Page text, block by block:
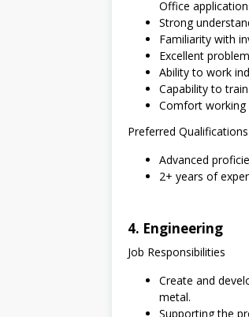
Office
Strong
Familiarity with
Excellent
Ability to work
Capability to
Comfort working
Preferred Qualifications
Advanced
2+ years of
4. Engineering
Job Responsibilities
Create and
metal.
Supporting the